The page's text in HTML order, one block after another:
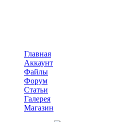
Главная
Аккаунт
Файлы
Форум
Статьи
Галерея
Магазин